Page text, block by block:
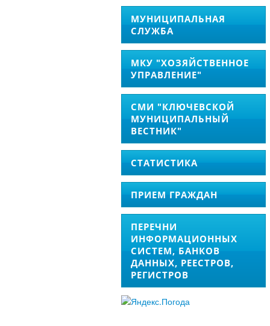
МУНИЦИПАЛЬНАЯ
СЛУЖБА
МКУ "ХОЗЯЙСТВЕННОЕ
УПРАВЛЕНИЕ"
СМИ "КЛЮЧЕВСКОЙ
МУНИЦИПАЛЬНЫЙ
ВЕСТНИК"
СТАТИСТИКА
ПРИЕМ ГРАЖДАН
ПЕРЕЧНИ
ИНФОРМАЦИОННЫХ
СИСТЕМ, БАНКОВ
ДАННЫХ, РЕЕСТРОВ,
РЕГИСТРОВ